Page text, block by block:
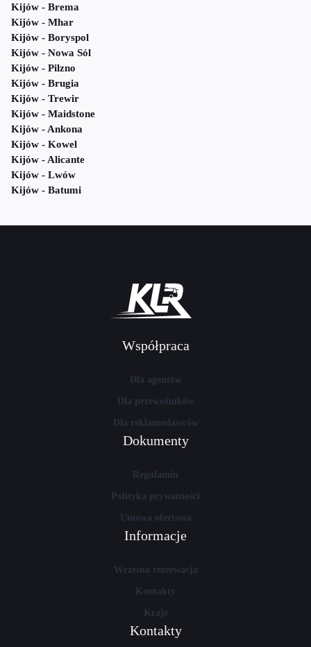
Kijów - Brema
Kijów - Mhar
Kijów - Boryspol
Kijów - Nowa Sól
Kijów - Pilzno
Kijów - Brugia
Kijów - Trewir
Kijów - Maidstone
Kijów - Ankona
Kijów - Kowel
Kijów - Alicante
Kijów - Lwów
Kijów - Batumi
Współpraca
Dla agentów
Dla przewoźników
Dla reklamodawców
Dokumenty
Regulamin
Polityka prywatności
Umowa ofertowa
Informacje
Wczesna rezerwacja
Kontakty
Kraje
Kontakty